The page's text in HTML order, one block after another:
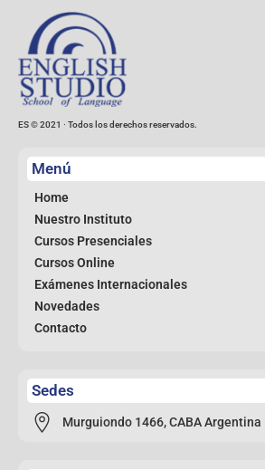
ES © 2021 ∙ Todos los derechos reservados.
Menú
Home
Nuestro Instituto
Cursos Presenciales
Cursos Online
Exámenes Internacionales
Novedades
Contacto
Sedes
Murguiondo 1466, CABA Argentina